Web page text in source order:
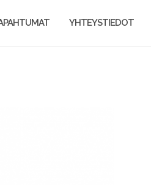
YHTEYSTIEDOT